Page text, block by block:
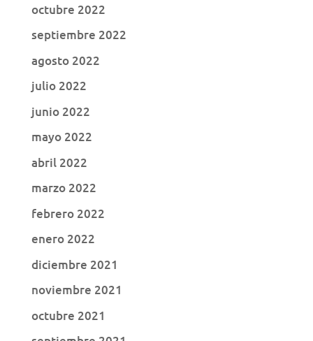
octubre 2022
septiembre 2022
agosto 2022
julio 2022
junio 2022
mayo 2022
abril 2022
marzo 2022
febrero 2022
enero 2022
diciembre 2021
noviembre 2021
octubre 2021